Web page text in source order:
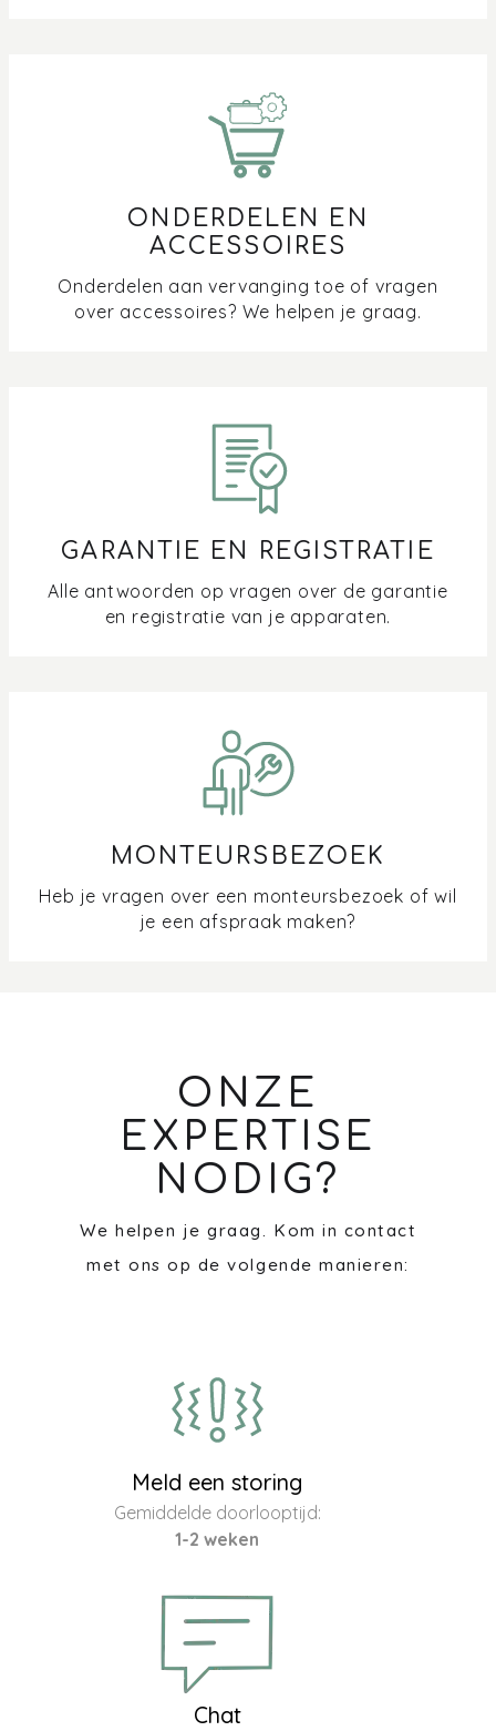
ONDERDELEN EN
ACCESSOIRES
Onderdelen aan vervanging toe of vragen
over accessoires? We helpen je graag.
GARANTIE EN REGISTRATIE
Alle antwoorden op vragen over de garantie
en registratie van je apparaten.
MONTEURSBEZOEK
Heb je vragen over een monteursbezoek of wil
je een afspraak maken?
ONZE
EXPERTISE
NODIG?
We helpen je graag. Kom in contact
met ons op de volgende manieren:
Meld een storing
Gemiddelde doorlooptijd:
1-2 weken
Chat